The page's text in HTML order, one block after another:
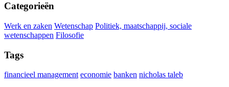
Categorieën
Werk en zaken Wetenschap Politiek, maatschappij, sociale
wetenschappen Filosofie
Tags
financieel management economie banken nicholas taleb